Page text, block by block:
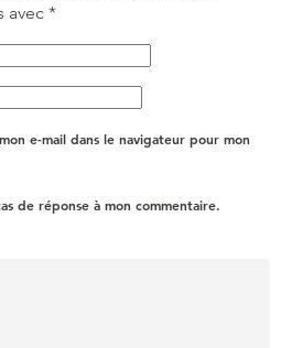
avec *
e-mail dans le navigateur pour mon
de réponse à mon commentaire.